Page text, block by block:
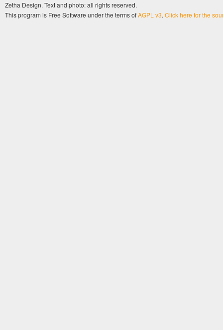
Zetha Design. Text and photo: all rights reserved.
This program is Free Software under the terms ofAGPL v3. Click here for the